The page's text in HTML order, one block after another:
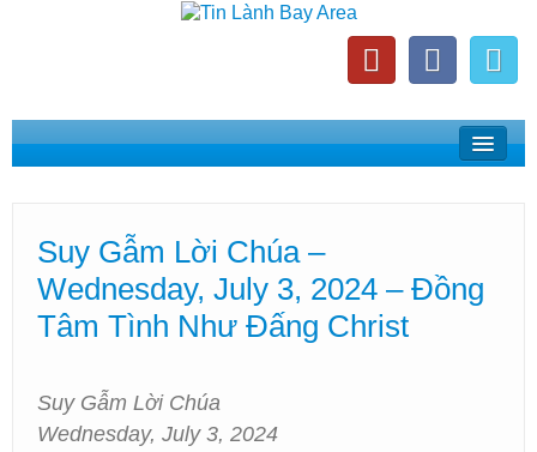
Home
Phát Thanh Tin Lành Bay Area
Các Hội Thánh Bắc California
Suy Gẫm Lời Chúa –
Wednesday, July 3, 2024 – Đồng
Tâm Tình Như Đấng Christ
Suy Gẫm Lời Chúa
Wednesday, July 3, 2024